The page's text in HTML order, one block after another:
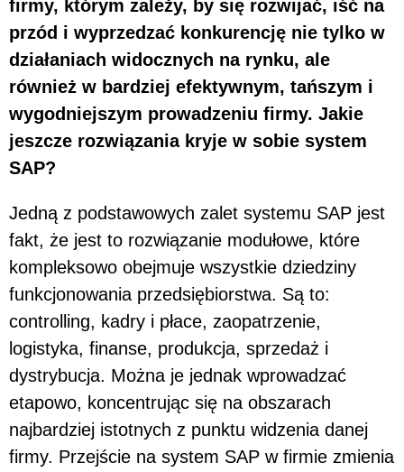
firmy, którym zależy, by się rozwijać, iść na
przód i wyprzedzać konkurencję nie tylko w
działaniach widocznych na rynku, ale
również w bardziej efektywnym, tańszym i
wygodniejszym prowadzeniu firmy. Jakie
jeszcze rozwiązania kryje w sobie system
SAP?
Jedną z podstawowych zalet systemu SAP jest
fakt, że jest to rozwiązanie modułowe, które
kompleksowo obejmuje wszystkie dziedziny
funkcjonowania przedsiębiorstwa. Są to:
controlling, kadry i płace, zaopatrzenie,
logistyka, finanse, produkcja, sprzedaż i
dystrybucja. Można je jednak wprowadzać
etapowo, koncentrując się na obszarach
najbardziej istotnych z punktu widzenia danej
firmy. Przejście na system SAP w firmie zmienia